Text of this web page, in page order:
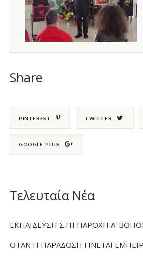
Share
PINTEREST TWITTER
GOOGLE-PLUS
Τελευταία Νέα
ΕΚΠΑΙΔΕΥΣΗ ΣΤΗ ΠΑΡΟΧΗ Α'
ΟΤΑΝ Η ΠΑΡΑΔΟΣΗ ΓΙΝΕΤΑΙ